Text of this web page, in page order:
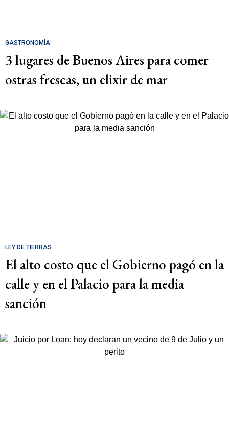
GASTRONOMÍA
3 lugares de Buenos Aires para comer
ostras frescas, un elixir de mar
LEY DE TIERRAS
El alto costo que el Gobierno pagó en la
calle y en el Palacio para la media
sanción